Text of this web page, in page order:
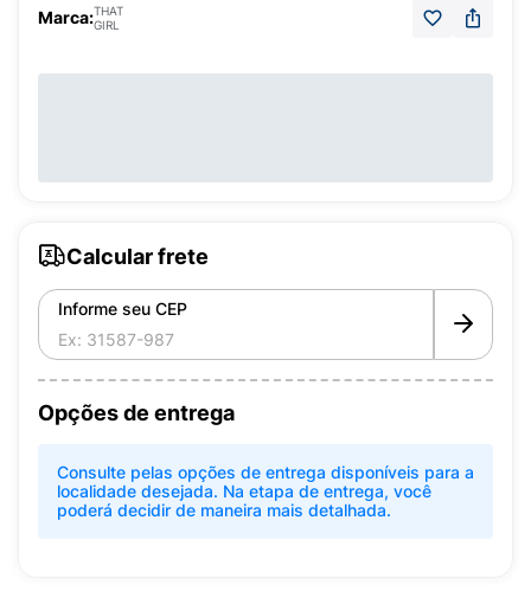
Marca:THAT
GIRL
Calcular frete
Informe seu CEP
Opções de entrega
Consulte pelas opções de entrega disponíveis para a
localidade desejada. Na etapa de entrega, você
poderá decidir de maneira mais detalhada.